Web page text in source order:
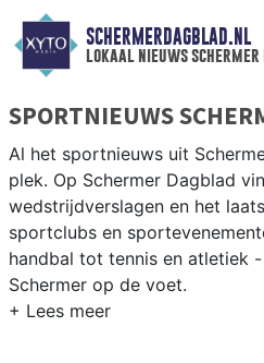
SCHERMERDAGBLAD.NL
lokaal nieuws schermer
SPORTNIEUWS
Al het sportnieuws uit
plek. Op Schermer Dagblad
wedstrijdverslagen en het
sportclubs en
handbal tot tennis en atletiek
Schermer op de voet.